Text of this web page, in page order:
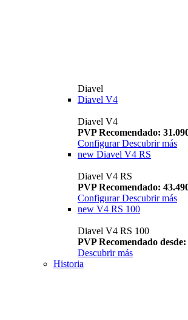
Diavel
Diavel V4
Diavel V4
PVP Recomendado:
Configurar Descubrir más
new Diavel V4 RS
Diavel V4 RS
PVP Recomendado:
Configurar Descubrir más
new V4 RS 100
Diavel V4 RS 100
PVP Recomendado desde:
Descubrir más
Historia